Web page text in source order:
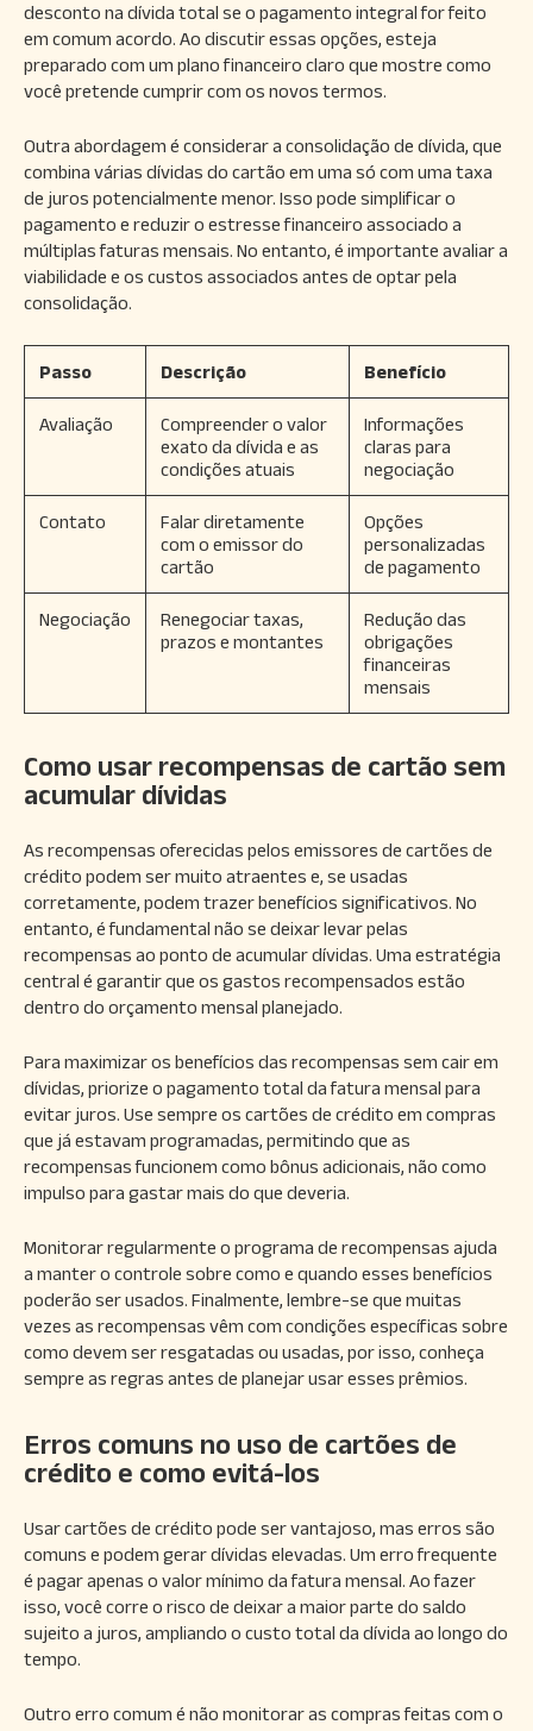
desconto na dívida total se o pagamento integral for feito
em comum acordo. Ao discutir essas opções, esteja
preparado com um plano financeiro claro que mostre como
você pretende cumprir com os novos termos.
Outra abordagem é considerar a consolidação de dívida, que
combina várias dívidas do cartão em uma só com uma taxa
de juros potencialmente menor. Isso pode simplificar o
pagamento e reduzir o estresse financeiro associado a
múltiplas faturas mensais. No entanto, é importante avaliar a
viabilidade e os custos associados antes de optar pela
consolidação.
Passo Descrição Benefício
Avaliação
Compreender o valor
exato da dívida e as
condições atuais
Informações
claras para
negociação
Contato
Falar diretamente
com o emissor do
cartão
Opções
personalizadas
de pagamento
Negociação
Renegociar taxas,
prazos e montantes
Redução das
obrigações
financeiras
mensais
Como usar recompensas de cartão sem
acumular dívidas
As recompensas oferecidas pelos emissores de cartões de
crédito podem ser muito atraentes e, se usadas
corretamente, podem trazer benefícios significativos. No
entanto, é fundamental não se deixar levar pelas
recompensas ao ponto de acumular dívidas. Uma estratégia
central é garantir que os gastos recompensados estão
dentro do orçamento mensal planejado.
Para maximizar os benefícios das recompensas sem cair em
dívidas, priorize o pagamento total da fatura mensal para
evitar juros. Use sempre os cartões de crédito em compras
que já estavam programadas, permitindo que as
recompensas funcionem como bônus adicionais, não como
impulso para gastar mais do que deveria.
Monitorar regularmente o programa de recompensas ajuda
a manter o controle sobre como e quando esses benefícios
poderão ser usados. Finalmente, lembre-se que muitas
vezes as recompensas vêm com condições específicas sobre
como devem ser resgatadas ou usadas, por isso, conheça
sempre as regras antes de planejar usar esses prêmios.
Erros comuns no uso de cartões de
crédito e como evitá-los
Usar cartões de crédito pode ser vantajoso, mas erros são
comuns e podem gerar dívidas elevadas. Um erro frequente
é pagar apenas o valor mínimo da fatura mensal. Ao fazer
isso, você corre o risco de deixar a maior parte do saldo
sujeito a juros, ampliando o custo total da dívida ao longo do
tempo.
Outro erro comum é não monitorar as compras feitas com o